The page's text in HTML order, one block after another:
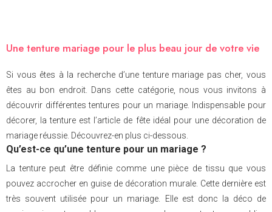
Une tenture mariage pour le plus beau jour de votre vie
Si vous êtes à la recherche d’une tenture mariage pas cher, vous
êtes au bon endroit. Dans cette catégorie, nous vous invitons à
découvrir différentes tentures pour un mariage. Indispensable pour
décorer, la tenture est l’article de fête idéal pour une décoration de
mariage réussie. Découvrez-en plus ci-dessous.
Qu’est-ce qu’une tenture pour un mariage ?
La tenture peut être définie comme une pièce de tissu que vous
pouvez accrocher en guise de décoration murale. Cette dernière est
très souvent utilisée pour un mariage. Elle est donc la déco de